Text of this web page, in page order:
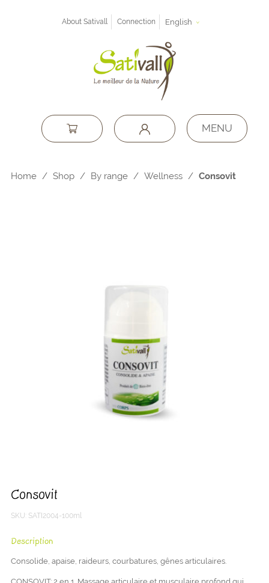
About Sativall Connection English
MENU
Home / Shop / By range / Wellness / Consovit
Consovit
SKU: SATI2004-100ml
Description
Consolide, apaise, raideurs, courbatures, gênes articulaires.